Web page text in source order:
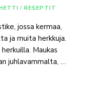
/ RESEPTIT
jossa kermaa,
ja muita herkkuja.
Maukas
juhlavammalta, …